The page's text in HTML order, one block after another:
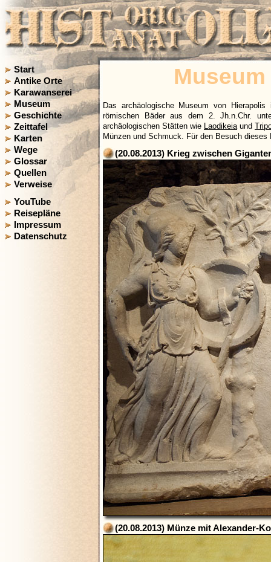
Start
Antike Orte
Karawanserei
Museum
Geschichte
Zeittafel
Karten
Wege
Glossar
Quellen
Verweise
YouTube
Reisepläne
Impressum
Datenschutz
Das archäologische Museum von
römischen Bäder aus dem 2. Jh.n.Chr.
archäologischen Stätten wie Laodikeiaund
Münzen und Schmuck. Für den Besuch
(20.08.2013) Krieg zwischen
(20.08.2013) Münze mit Alexander-